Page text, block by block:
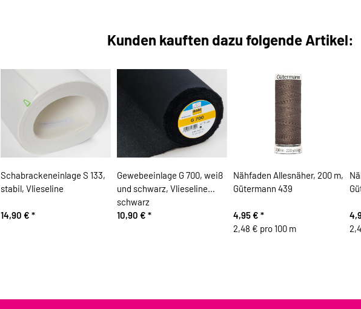
Kunden kauften dazu folgende Artikel:
Schabrackeneinlage S 133,
stabil, Vlieseline
14,90 € *
Gewebeeinlage G 700, weiß
und schwarz, Vlieseline
schwarz
10,90 € *
Nähfaden Allesnäher, 200 m,
Gütermann 439
4,95 € *
2,48 € pro 100 m